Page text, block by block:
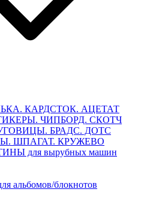
КАРДСТОК. АЦЕТАТ
ЧИПБОРД. СКОТЧ
БРАДС. ДОТС
ШПАГАТ. КРУЖЕВО
для вырубных машин
альбомов/блокнотов